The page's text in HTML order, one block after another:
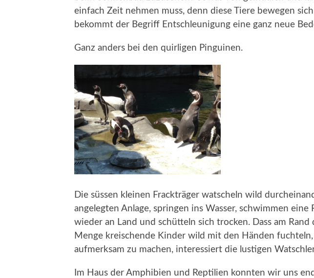
einfach Zeit nehmen muss, denn diese Tiere bewegen
bekommt der Begriff Entschleunigung eine ganz neue
Ganz anders bei den quirligen Pinguinen.
Die süssen kleinen Frackträger watscheln wild
angelegten Anlage, springen ins Wasser, schwimmen eine
wieder an Land und schütteln sich trocken. Dass am Rand
Menge kreischende Kinder wild mit den Händen
aufmerksam zu machen, interessiert die lustigen
Im Haus der Amphibien und Reptilien konnten wir uns